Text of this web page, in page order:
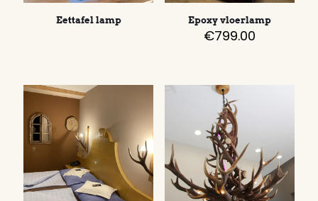
Eettafel lamp Epoxy vloerlamp
€799.00